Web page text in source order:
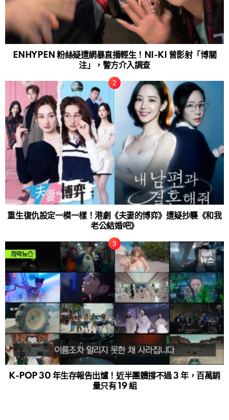
ENHYPEN 粉絲疑遭網暴直播輕生！NI-KI 曾影射「博關
注」，警方介入調查
重生復仇設定一模一樣！港劇《夫妻的博弈》遭疑抄襲《和我
老公結婚吧》
K-POP 30 年生存報告出爐！近半團體撐不過 3 年，百萬銷
量只有 19 組